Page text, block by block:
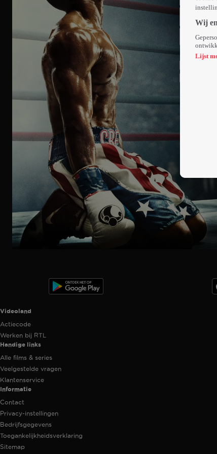
Videoland useful links.
Videoland
Actiecode
Werken bij RTL
Handige links
Alle films & series
Veelgestelde vragen
Klantenservice
Informatie
Contact
Privacy-instellingen
Bedrijfsgegevens
Toegankelijkheidsverklaring
Sitemap
Wij
Lijst